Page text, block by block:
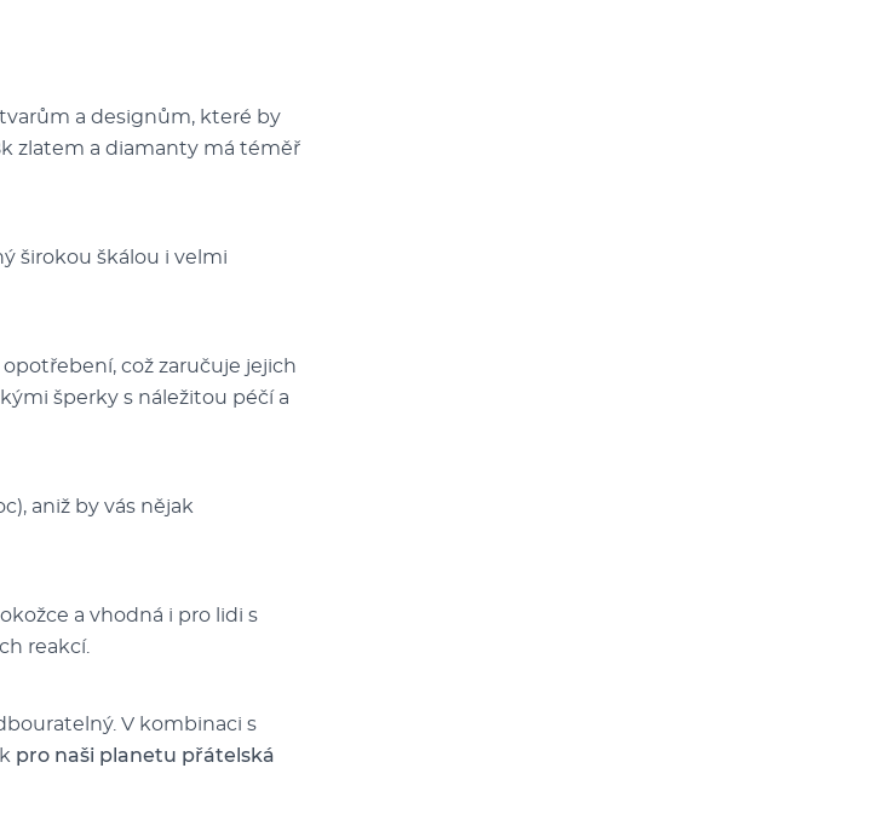
a designům, které by
zlatem a diamanty má téměř
širokou škálou i velmi
což zaručuje jejich
šperky s náležitou péčí a
aniž by vás nějak
a vhodná i pro lidi s
reakcí.
V kombinaci s
pro naši planetu přátelská